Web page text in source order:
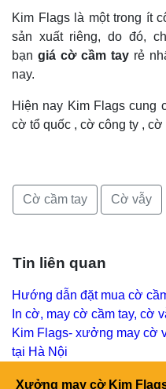
Kim Flags là một trong ít
sản xuất riêng, do đó,
bạn giá cờ cầm tay rẻ
nay.
Hiện nay Kim Flags cung
cờ tổ quốc , cờ công ty ,
Cờ cầm tay Cờ vẫy
Tin liên quan
Hướng dẫn đặt mua cờ
In cờ, may cờ cầm tay, cờ
Kim Flags- xưởng may cờ
tại Hà Nội
Xưởng may cờ Kim